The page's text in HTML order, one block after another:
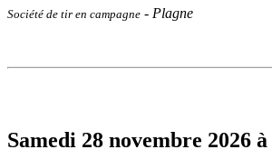
Société de tir en campagne - Plagne
Samedi 28 novembre 2026